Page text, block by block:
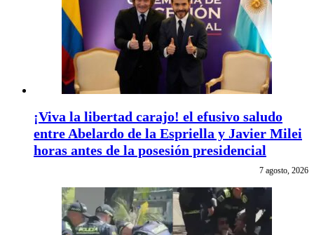
¡Viva la libertad carajo! el efusivo saludo
entre Abelardo de la Espriella y Javier Milei
horas antes de la posesión presidencial
7 agosto, 2026